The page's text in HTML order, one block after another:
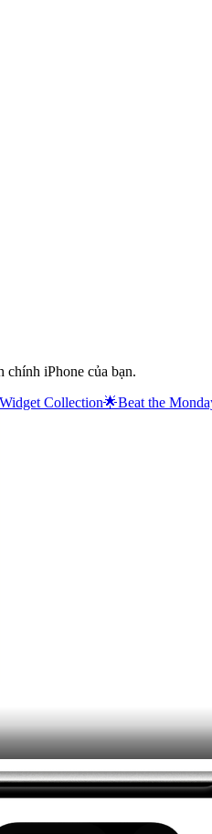
chính iPhone của bạn.
Collection🌟Beat the